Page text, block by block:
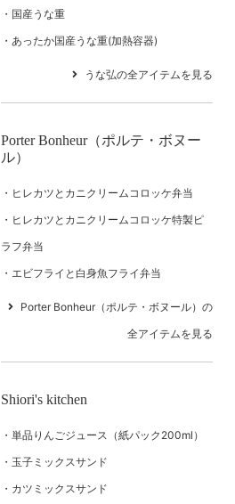
国産うな重
あったか国産うな重(加熱容器)
うな弘の全アイテムを見る
Porter Bonheur（ポルテ・ボヌー
ル）
ヒレカツとカニクリームコロッケ弁当
ヒレカツとカニクリームコロッケ特製ピ
ラフ弁当
エビフライと白身魚フライ弁当
Porter Bonheur（ポルテ・ボヌール）の
全アイテムを見る
Shiori's kitchen
単品りんごジュース（紙パック200ml）
玉子ミックスサンド
カツミックスサンド